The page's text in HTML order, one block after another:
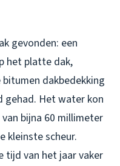
gevonden: een
het platte dak,
dakbedekking
gehad. Het water kon
bijna 60 millimeter
kleinste scheur.
tijd van het jaar vaker